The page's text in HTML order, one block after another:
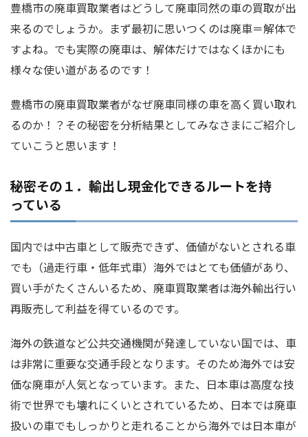
豊橋市の廃車買取業者はどうして廃車同然の車の買取が出
来るのでしょうか。まず最初に思いつくのは廃車＝解体で
すよね。でも実際の廃車は、解体だけではなくほかにも
様々な使い道があるのです！
豊橋市の廃車買取業者がなぜ廃車同様の車を高く買い取れ
るのか！？その秘密を分析結果としてみなさまにご紹介し
ていこうと思います！
秘密その１．輸出し現金化できるルートを持
っている
国内では中古車として販売できず、価値がないとされる車
でも（過走行車・低年式車）海外ではとても価値があり、
買い手がたくさんいるため、廃車買取業者は海外輸出行い
再販売して利益を得ているのです。
海外の鉄道など公共交通機関が発達していない国では、車
は非常に重要な交通手段となります。そのため海外では安
価な廃車が人気となっています。また、日本車は高度な技
術で世界でも壊れにくいとされているため、日本では廃車
扱いの車でもしっかりと走れることから海外では日本車が